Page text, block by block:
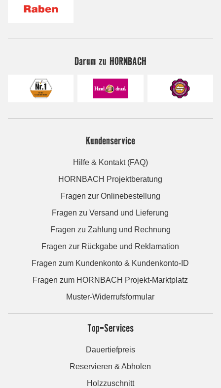
Darum zu HORNBACH
Kundenservice
Hilfe & Kontakt (FAQ)
HORNBACH Projektberatung
Fragen zur Onlinebestellung
Fragen zu Versand und Lieferung
Fragen zu Zahlung und Rechnung
Fragen zur Rückgabe und Reklamation
Fragen zum Kundenkonto & Kundenkonto-ID
Fragen zum HORNBACH Projekt-Marktplatz
Muster-Widerrufsformular
Top-Services
Dauertiefpreis
Reservieren & Abholen
Holzzuschnitt